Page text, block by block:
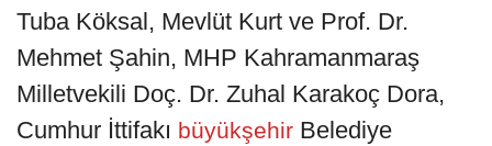
Tuba Köksal, Mevlüt Kurt ve Prof. Dr.
Mehmet Şahin, MHP Kahramanmaraş
Milletvekili Doç. Dr. Zuhal Karakoç Dora,
Cumhur İttifakı büyükşehir Belediye